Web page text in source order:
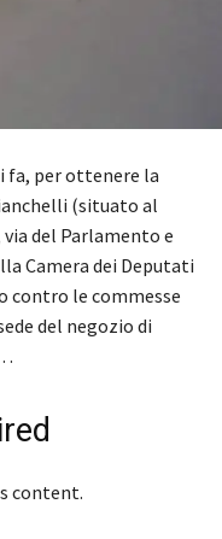
fa, per ottenere la
(situato al
del Parlamento e
Camera dei Deputati
contro le commesse
del negozio di
content.